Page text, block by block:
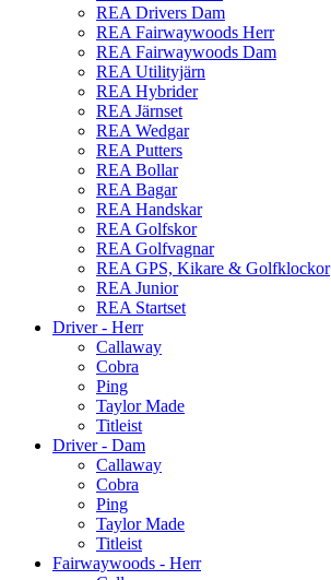
REA Drivers Dam
REA Fairwaywoods Herr
REA Fairwaywoods Dam
REA Utilityjärn
REA Hybrider
REA Järnset
REA Wedgar
REA Putters
REA Bollar
REA Bagar
REA Handskar
REA Golfskor
REA Golfvagnar
REA GPS, Kikare & Golfklockor
REA Junior
REA Startset
Driver - Herr
Callaway
Cobra
Ping
Taylor Made
Titleist
Driver - Dam
Callaway
Cobra
Ping
Taylor Made
Titleist
Fairwaywoods - Herr